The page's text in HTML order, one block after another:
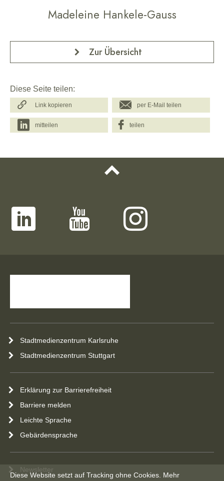
Madeleine Hankele-Gauss
Zur Übersicht
Diese Seite teilen:
Link kopieren per E-Mail teilen
mitteilen teilen
Stadtmedienzentrum Karlsruhe
Stadtmedienzentrum Stuttgart
Erklärung zur Barrierefreiheit
Barriere melden
Leichte Sprache
Gebärdensprache
Newsletter
Diese Website setzt auf Tracking ohne Cookies. Mehr